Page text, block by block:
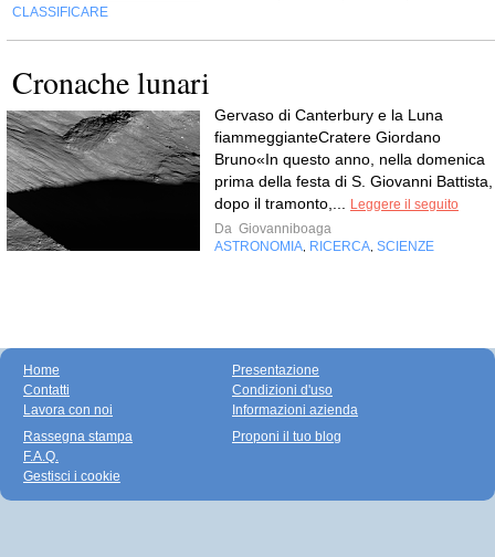
CLASSIFICARE
Cronache lunari
Gervaso di Canterbury e la Luna
fiammeggianteCratere Giordano
Bruno«In questo anno, nella domenica
prima della festa di S. Giovanni Battista,
dopo il tramonto,...
Leggere il seguito
Da Giovanniboaga
ASTRONOMIA RICERCA SCIENZE
Home
Contatti
Lavora con noi
Presentazione
Condizioni d'uso
Informazioni azienda
Rassegna stampa
F.A.Q.
Gestisci i cookie
Proponi il tuo blog